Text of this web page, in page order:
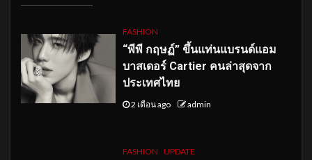
FASHION
“พีพี กฤษฏ์” ขึ้นแท่นแบรนด์แอม
บาสเดอร์ Cartier คนล่าสุดจาก
ประเทศไทย
2 เดือน ago admin
FASHION UPDATE